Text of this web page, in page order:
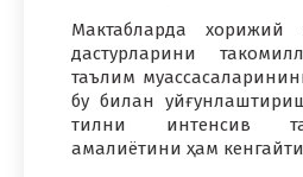
Мактабларда хорижий
дастурларини
таълим
бу билан
тилни интенсив
амалиётини ҳам